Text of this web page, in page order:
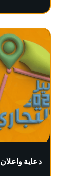
دعاية واعلان